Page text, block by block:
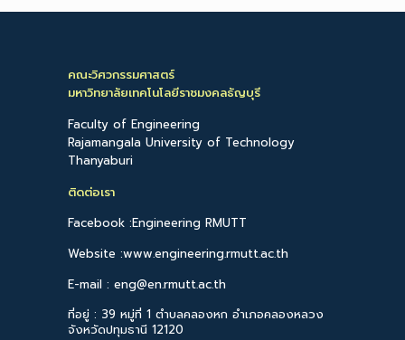
คณะวิศวกรรมศาสตร์
มหาวิทยาลัยเทคโนโลยีราชมงคลธัญบุรี
Faculty of Engineering
Rajamangala University of Technology
Thanyaburi
ติดต่อเรา
Facebook :Engineering RMUTT
Website :www.engineering.rmutt.ac.th
E-mail : eng@en.rmutt.ac.th
ที่อยู่ : 39 หมู่ที่ 1 ตำบลคลองหก อำเภอคลองหลวง
จังหวัดปทุมธานี 12120